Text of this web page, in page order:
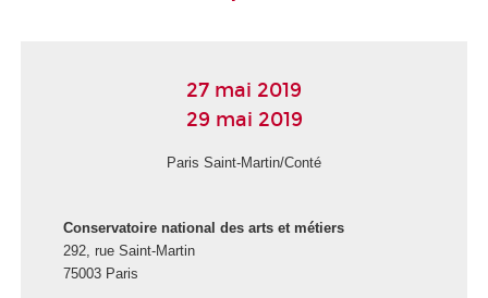
27 mai 2019
29 mai 2019
Paris Saint-Martin/Conté
Conservatoire national des arts et métiers
292, rue Saint-Martin
75003 Paris